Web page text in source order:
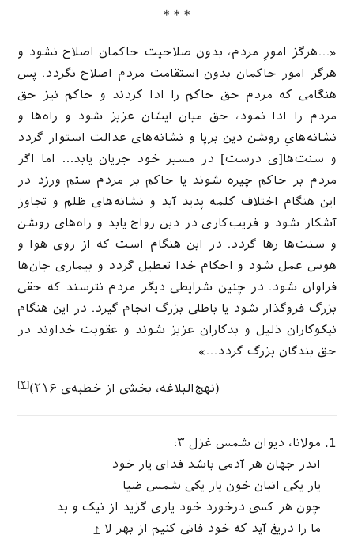
* * *
«…هرگز امورِ مردم، بدون صلاحیت حاکمان اصلاح نشود و
هرگز امور حاکمان بدون استقامت مردم اصلاح نگردد. پس
هنگامی که مردم حق حاکم را ادا کردند و حاکم نیز حق
مردم را ادا نمود، حق میان ایشان عزیز شود و راه‌ها و
نشانه‌هایِ روشن دین برپا و نشانه‌های عدالت استوار گردد
و سنت‌ها[ی درست] در مسیر خود جریان یابد… اما اگر
مردم بر حاکم چیره شوند یا حاکم بر مردم ستم ورزد در
این هنگام اختلاف کلمه پدید آید و نشانه‌های ظلم و تجاوز
آشکار شود و فریب‌کاری در دین رواج یابد و راه‌های روشن
و سنت‌ها رها گردد. در این هنگام است که از روی هوا و
هوس عمل شود و احکام خدا تعطیل گردد و بیماری جان‌ها
فراوان شود. در چنین شرایطی دیگر مردم نترسند که حقی
بزرگ فروگذار شود یا باطلی بزرگ انجام گیرد. در این هنگام
نیکوکاران ذلیل و بدکاران عزیز شوند و عقوبت خداوند در
حق بندگان بزرگ گردد…»
(نهج‌البلاغه، بخشی از خطبه‌ی ۲۱۶) [۲]
مولانا، دیوان شمس غزل ۳:
اندر جهان هر آدمی باشد فدای یار خود
یار یکی انبان خون یار یکی شمس ضیا
چون هر کسی درخورد خود یاری گزید از نیک و بد
ما را دریغ آید که خود فانی کنیم از بهر لا ↑